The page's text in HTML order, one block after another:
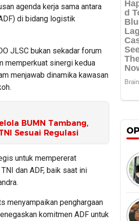
agenda kerja sama antara
di bidang logistik
JLSC bukan sekadar forum
memperkuat sinergi kedua
menjawab dinamika kawasan
BUMN Tambang,
Sesuai Regulasi
untuk mempererat
dan ADF, baik saat ini
menyampaikan penghargaan
komitmen ADF untuk